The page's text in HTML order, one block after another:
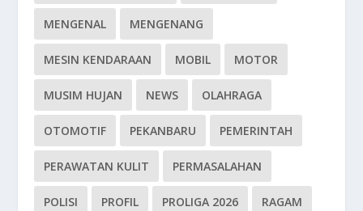
MENGENAL MENGENANG
MESIN KENDARAAN MOBIL MOTOR
MUSIM HUJAN NEWS OLAHRAGA
OTOMOTIF PEKANBARU PEMERINTAH
PERAWATAN KULIT PERMASALAHAN
POLISI PROFIL PROLIGA 2026 RAGAM